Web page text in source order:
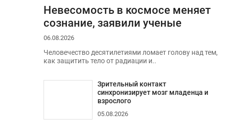
Невесомость в космосе меняет
сознание, заявили ученые
06.08.2026
Человечество десятилетиями ломает голову над тем,
как защитить тело от радиации и..
Зрительный контакт
синхронизирует мозг младенца и
взрослого
05.08.2026